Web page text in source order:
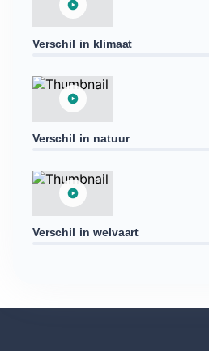
Verschil in klimaat
Verschil in natuur
Verschil in welvaart